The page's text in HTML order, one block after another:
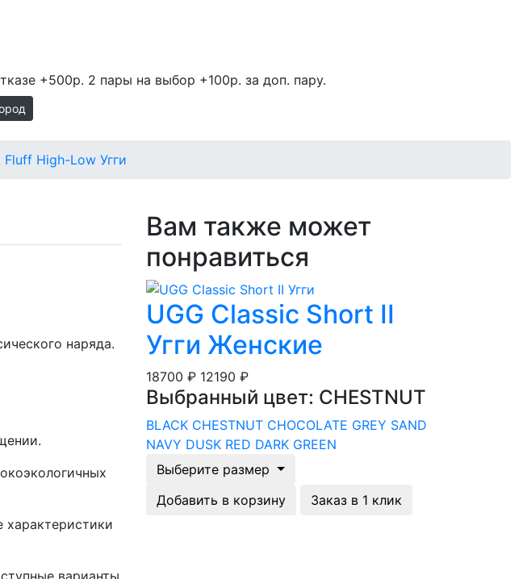
+500р. 2 пары на выбор +100р. за доп. пару.
High-Low Угги
наряда.
варианты
Вам также может
понравиться
UGG Classic Short II
Угги Женские
18700 ₽ 12190 ₽
Выбранный цвет: CHESTNUT
BLACK CHESTNUT CHOCOLATE GREY SAND
NAVY DUSK RED DARK GREEN
Выберите размер
Добавить в корзину
Заказ в 1 клик